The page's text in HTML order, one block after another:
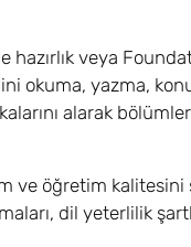
hazırlık veya
okuma, yazma,
alarak
ve öğretim kalitesini
dil yeterlilik